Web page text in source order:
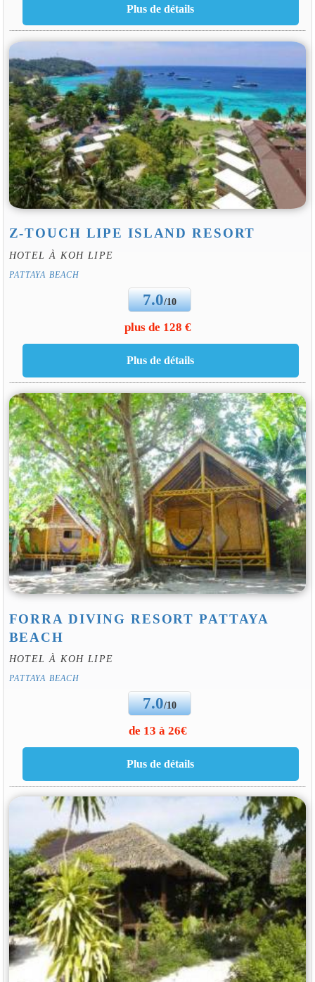
Z-TOUCH LIPE ISLAND RESORT
HOTEL À KOH LIPE
PATTAYA BEACH
7.0/10
plus de 128 €
FORRA DIVING RESORT PATTAYA
BEACH
HOTEL À KOH LIPE
PATTAYA BEACH
7.0/10
de 13 à 26€